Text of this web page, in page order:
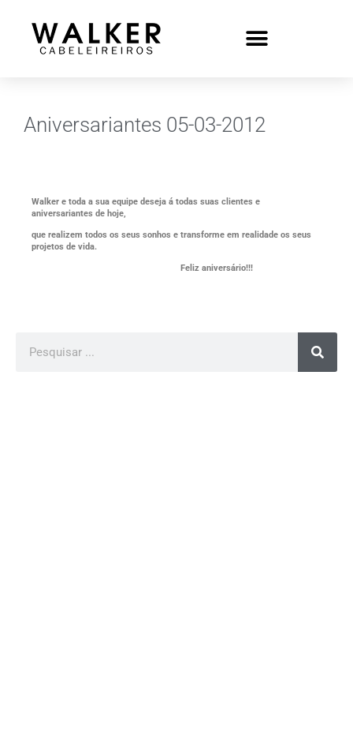
Aniversariantes 05-03-2012
Walker e toda a sua equipe deseja á todas suas clientes e
aniversariantes de hoje,
que realizem todos os seus sonhos e transforme em realidade os seus
projetos de vida.
Feliz aniversário!!!